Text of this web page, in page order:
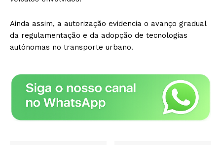
Ainda assim, a autorização evidencia o avanço gradual
da regulamentação e da adopção de tecnologias
autónomas no transporte urbano.